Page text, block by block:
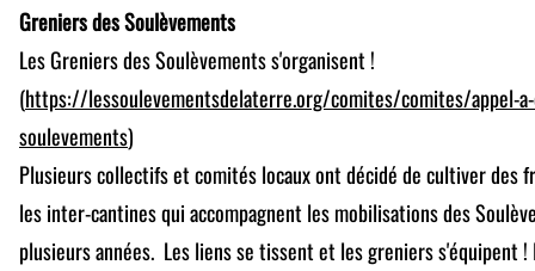
Greniers des Soulèvements
Les Greniers des Soulèvements s'organisent !
(https://lessoulevementsdelaterre.org/comites/comites/appel-
soulevements)
Plusieurs collectifs et comités locaux ont décidé de cultiver des
les inter-cantines qui accompagnent les mobilisations des
plusieurs années. Les liens se tissent et les greniers s'équipent